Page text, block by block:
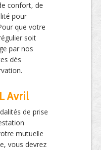
confort, de
pour
que votre
soit
par nos
dès
Avril
de prise
mutuelle
vous devrez